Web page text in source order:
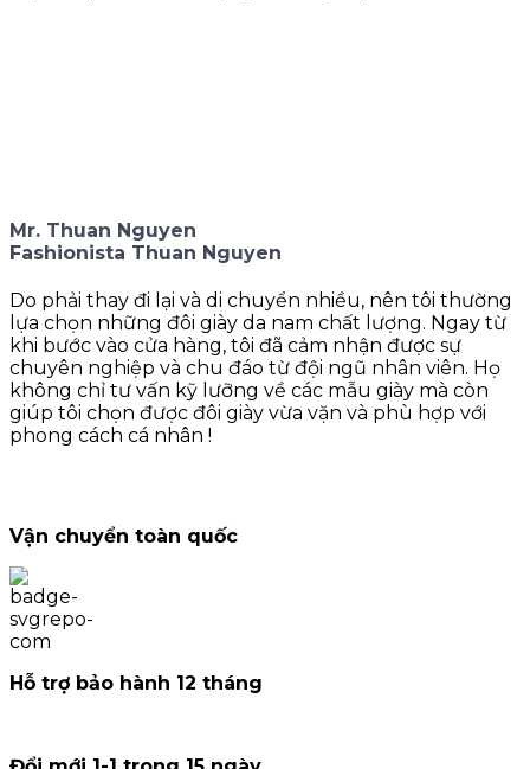
Mr. Thuan Nguyen
Fashionista Thuan Nguyen
Do phải thay đi lại và di chuyển nhiều, nên tôi thường
lựa chọn những đôi giày da nam chất lượng. Ngay từ
khi bước vào cửa hàng, tôi đã cảm nhận được sự
chuyên nghiệp và chu đáo từ đội ngũ nhân viên. Họ
không chỉ tư vấn kỹ lưỡng về các mẫu giày mà còn
giúp tôi chọn được đôi giày vừa vặn và phù hợp với
phong cách cá nhân !
Vận chuyển toàn quốc
Hỗ trợ bảo hành 12 tháng